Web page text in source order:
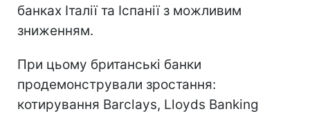
банках Італії та Іспанії з можливим
зниженням.
При цьому британські банки
продемонстрували зростання:
котирування Barclays, Lloyds Banking